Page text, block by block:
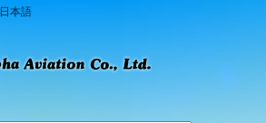
日本語